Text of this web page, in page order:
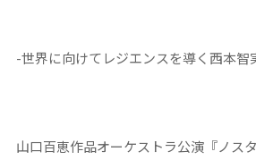
-世界に向けてレジエンスを導く西本智
山口百恵作品オーケストラ公演『ノス